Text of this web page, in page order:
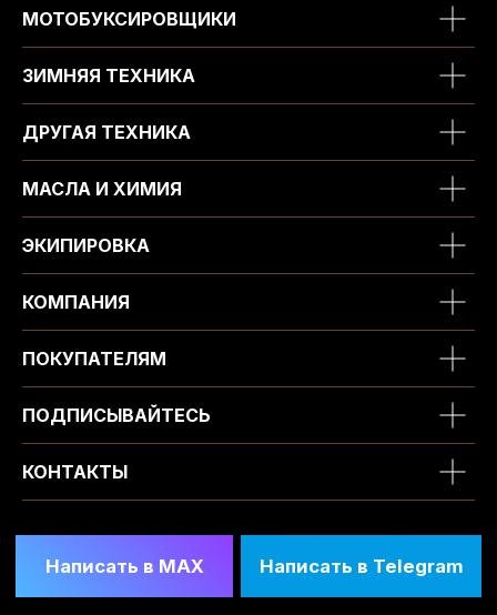
МОТОБУКСИРОВЩИКИ
ЗИМНЯЯ ТЕХНИКА
ДРУГАЯ ТЕХНИКА
МАСЛА И ХИМИЯ
ЭКИПИРОВКА
КОМПАНИЯ
ПОКУПАТЕЛЯМ
ПОДПИСЫВАЙТЕСЬ
КОНТАКТЫ